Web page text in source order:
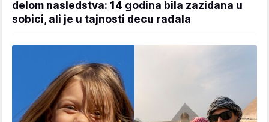
delom nasledstva: 14 godina bila zazidana u
sobici, ali je u tajnosti decu rađala